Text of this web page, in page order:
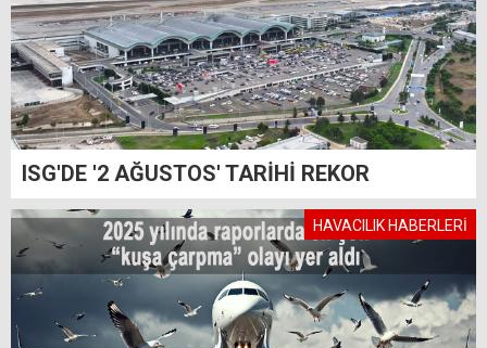
ISG'DE '2 AĞUSTOS' TARİHİ REKOR
HAVACILIK HABERLERİ